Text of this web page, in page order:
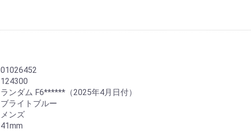
01026452
124300
ランダム F6******（2025年4月日付）
ブライトブルー
メンズ
41mm